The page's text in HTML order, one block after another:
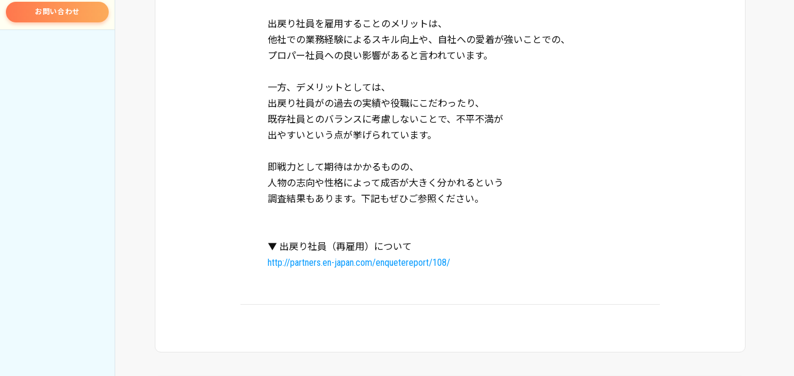
お問い合わせ
出戻り社員を雇用することのメリットは、
他社での業務経験によるスキル向上や、自社への愛着が強いことでの、
プロパー社員への良い影響があると言われています。
一方、デメリットとしては、
出戻り社員がの過去の実績や役職にこだわったり、
既存社員とのバランスに考慮しないことで、不平不満が
出やすいという点が挙げられています。
即戦力として期待はかかるものの、
人物の志向や性格によって成否が大きく分かれるという
調査結果もあります。下記もぜひご参照ください。
▼ 出戻り社員（再雇用）について
http://partners.en-japan.com/enquetereport/108/